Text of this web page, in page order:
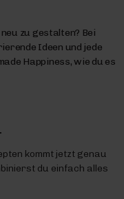
zu gestalten? Bei
Ideen und jede
Happiness, wie du es
kommt jetzt genau
du einfach alles